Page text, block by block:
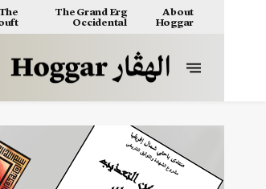
About
Hoggar
The Grand Erg
Occidental
The